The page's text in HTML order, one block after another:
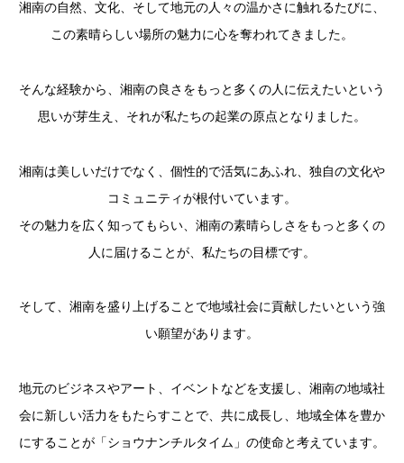
湘南の自然、文化、そして地元の人々の温かさに触れるたびに、
この素晴らしい場所の魅力に心を奪われてきました。
そんな経験から、湘南の良さをもっと多くの人に伝えたいという
思いが芽生え、それが私たちの起業の原点となりました。
湘南は美しいだけでなく、個性的で活気にあふれ、独自の文化や
コミュニティが根付いています。
その魅力を広く知ってもらい、湘南の素晴らしさをもっと多くの
人に届けることが、私たちの目標です。
そして、湘南を盛り上げることで地域社会に貢献したいという強
い願望があります。
地元のビジネスやアート、イベントなどを支援し、湘南の地域社
会に新しい活力をもたらすことで、共に成長し、地域全体を豊か
にすることが「ショウナンチルタイム」の使命と考えています。